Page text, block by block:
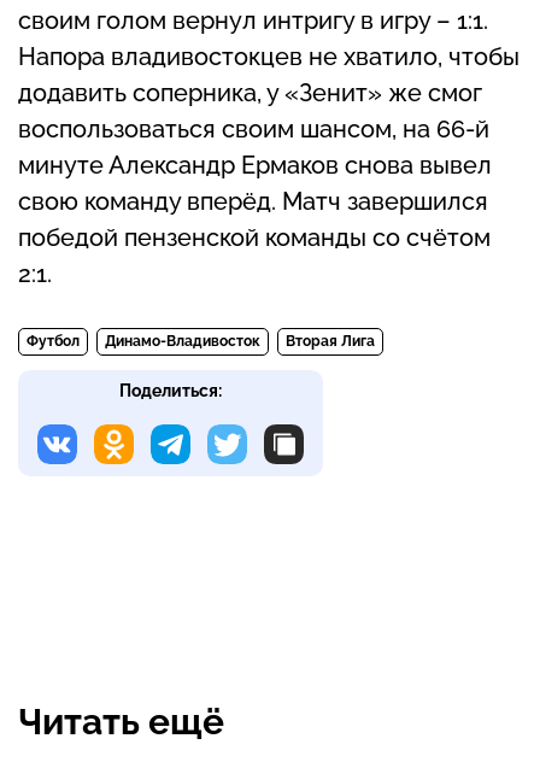
своим голом вернул интригу в игру – 1:1.
Напора владивостокцев не хватило, чтобы
додавить соперника, у «Зенит» же смог
воспользоваться своим шансом, на 66-й
минуте Александр Ермаков снова вывел
свою команду вперёд. Матч завершился
победой пензенской команды со счётом
2:1.
Футбол Динамо-Владивосток Вторая Лига
Поделиться:
Читать ещё